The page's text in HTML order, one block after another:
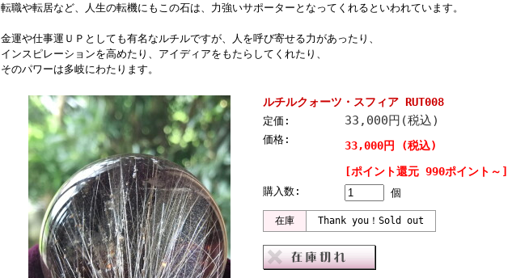
転職や転居など、人生の転機にもこの石は、力強いサポーターとなってくれるといわれています。
金運や仕事運ＵＰとしても有名なルチルですが、人を呼び寄せる力があったり、
インスピレーションを高めたり、アイディアをもたらしてくれたり、
そのパワーは多岐にわたります。
ルチルクォーツ・スフィア RUT008
定価: 33,000円(税込)
価格:
33,000円 (税込)
[ポイント還元 990ポイント～]
購入数: 個
在庫 Thank you！Sold out